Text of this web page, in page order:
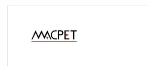
empresa tem em seu escopo frascos